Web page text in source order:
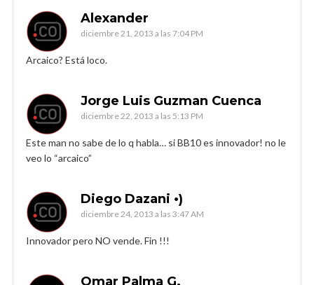
Alexander
diciembre 21, 2013 a las 7:04 PM
Arcaico? Está loco.
Jorge Luis Guzman Cuenca
diciembre 22, 2013 a las 5:13 PM
Este man no sabe de lo q habla… si BB10 es innovador! no le
veo lo “arcaico”
Diego Dazani •)
diciembre 24, 2013 a las 3:47 AM
Innovador pero NO vende. Fin !!!
Omar Palma G.